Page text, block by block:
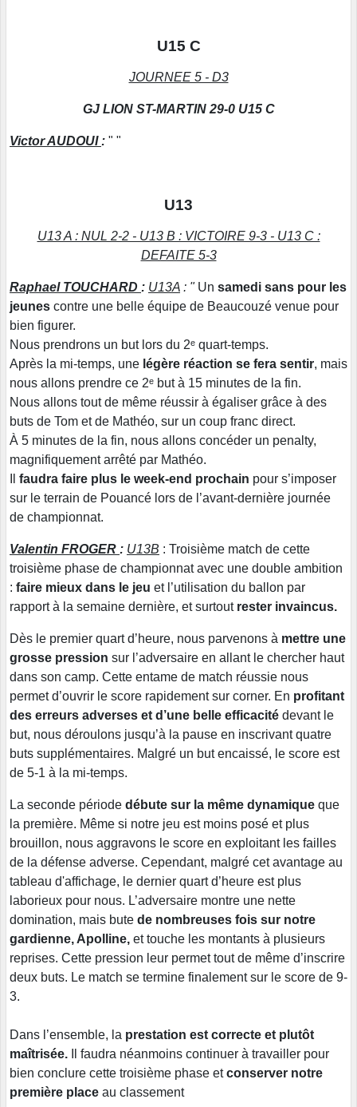
U15 C
JOURNEE 5 - D3
GJ LION ST-MARTIN 29-0 U15 C
Victor AUDOUI : " "
U13
U13 A : NUL 2-2 - U13 B : VICTOIRE 9-3 - U13 C :
DEFAITE 5-3
Raphael TOUCHARD : U13A : " Un samedi sans pour les
jeunes contre une belle équipe de Beaucouzé venue pour
bien figurer.
Nous prendrons un but lors du 2ᵉ quart-temps.
Après la mi-temps, une légère réaction se fera sentir, mais
nous allons prendre ce 2ᵉ but à 15 minutes de la fin.
Nous allons tout de même réussir à égaliser grâce à des
buts de Tom et de Mathéo, sur un coup franc direct.
À 5 minutes de la fin, nous allons concéder un penalty,
magnifiquement arrêté par Mathéo.
faudra faire plus le week-end prochain pour s’imposer
sur le terrain de Pouancé lors de l’avant-dernière journée
de championnat.
Valentin FROGER : U13B : Troisième match de cette
troisième phase de championnat avec une double ambition
: faire mieux dans le jeu et l’utilisation du ballon par
rapport à la semaine dernière, et surtout rester invaincus.
Dès le premier quart d’heure, nous parvenons à mettre une
grosse pression sur l’adversaire en allant le chercher haut
dans son camp. Cette entame de match réussie nous
permet d’ouvrir le score rapidement sur corner. En profitant
des erreurs adverses et d’une belle efficacité devant le
but, nous déroulons jusqu’à la pause en inscrivant quatre
buts supplémentaires. Malgré un but encaissé, le score est
de 5-1 à la mi-temps.
La seconde période débute sur la même dynamique que
la première. Même si notre jeu est moins posé et plus
brouillon, nous aggravons le score en exploitant les failles
de la défense adverse. Cependant, malgré cet avantage au
tableau d'affichage, le dernier quart d’heure est plus
laborieux pour nous. L’adversaire montre une nette
domination, mais bute de nombreuses fois sur notre
gardienne, Apolline, et touche les montants à plusieurs
reprises. Cette pression leur permet tout de même d’inscrire
deux buts. Le match se termine finalement sur le score de 9-
3.
Dans l’ensemble, la prestation est correcte et plutôt
maîtrisée. Il faudra néanmoins continuer à travailler pour
bien conclure cette troisième phase etconserver notre
première place au classement